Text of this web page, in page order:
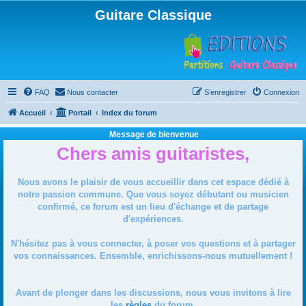
Guitare Classique
FAQ Nous contacter Connexion
S’enregistrer
Accueil Portail Index du forum
Message de bienvenue
Chers amis guitaristes,
Nous avons le plaisir de vous accueillir dans cet espace dédié à
notre passion commune. Que vous soyez débutant ou musicien
confirmé, ce forum est un lieu d'échange et de partage
d'expériences.
N'hésitez pas à vous connecter, à poser vos questions et à partager
vos connaissances. Ensemble, enrichissons-nous mutuellement !
Avant de plonger dans les discussions, nous vous invitons à lire